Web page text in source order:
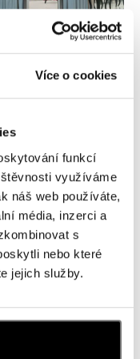
Více o cookies
funkcí
využíváme
náš web používáte,
média, inzerci a
s
nebo které
jejich služby.